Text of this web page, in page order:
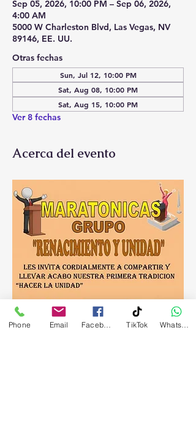
Sep 05, 2026, 10:00 PM – Sep 06, 2026,
4:00 AM
5000 W Charleston Blvd, Las Vegas, NV
89146, EE. UU.
Otras fechas
Sun, Jul 12, 10:00 PM
Sat, Aug 08, 10:00 PM
Sat, Aug 15, 10:00 PM
Ver 8 fechas
Acerca del evento
Phone Email TikTok